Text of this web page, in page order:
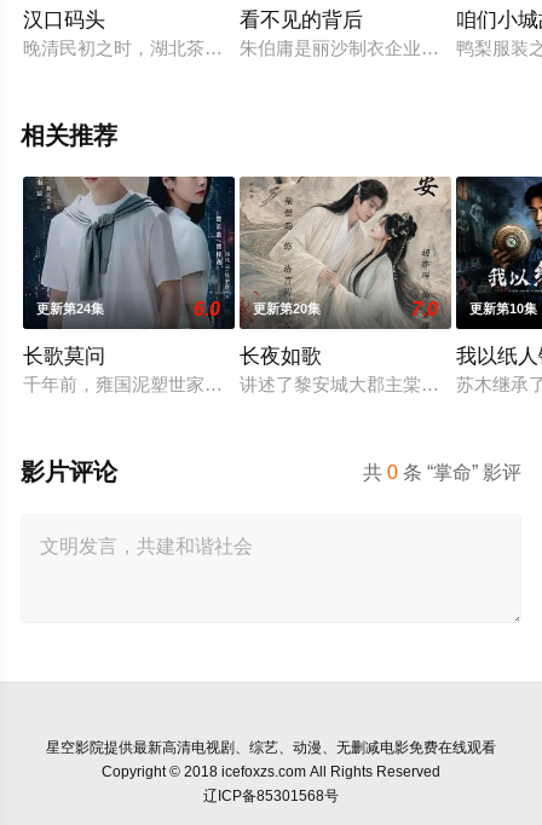
汉口码头
晚清民初之时，湖北茶乡少年黄天虎，不幸流落到汉口码头当
看不见的背后
朱伯庸是丽沙制衣企业的董事长。30
咱们小
鸭梨服装
相关推荐
更新第24集 6.0
长歌莫问
千年前，雍国泥塑世家楚门因进贡的“十二生肖”离奇流血炸裂
更新第20集 7.0
长夜如歌
讲述了黎安城大郡主棠溪槿与烈云峥
更新第10集
我以纸
苏木继承
共0 条 “掌命” 影评
影片评论
星空影院提供最新高清电视剧、综艺、动漫、无删减电影免费在线观看
Copyright © 2018 icefoxzs.com All Rights Reserved
辽ICP备85301568号